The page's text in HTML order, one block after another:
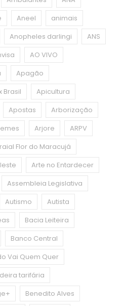
Aneel
animais
Anopheles darlingi
ANS
AO VIVO
Apagão
Brasil
Apicultura
Apostas
Arborização
Arjore
ARPV
Flor do Maracujá
Arte no Entardecer
Assembleia Legislativa
Autismo
Autista
Bacia Leiteira
Banco Central
Vai Quem Quer
tarifária
Benedito Alves